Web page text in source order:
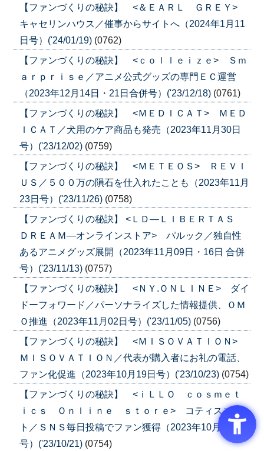
【ファンづくりの秘訣】 <＆ＥＡＲＬ ＧＲＥＹ>
キャセリンハウス／催事からサイトへ（2024年1月11
日号）('24/01/19) (0762)
【ファンづくりの秘訣】 <ｃｏｌｌｅｉｚｅ> Ｓｍ
ａｒｐｒｉｓｅ／アニメ公式グッズの専門ＥＣ運営
（2023年12月14日・21日合併号）('23/12/18) (0761)
【ファンづくりの秘訣】 <ＭＥＤＩＣＡＴ> ＭＥＤ
ＩＣＡＴ／犬用のケア商品も発売（2023年11月30日
号）('23/12/02) (0759)
【ファンづくりの秘訣】 <ＭＥＴＥＯＳ> ＲＥＶＩ
ＵＳ／５００万の隕石を仕入れたことも（2023年11月
23日号）('23/11/26) (0758)
【ファンづくりの秘訣】 <ＬＤ―ＬＩＢＥＲＴＡＳ
ＤＲＥＡＭ―オンラインストア> パルック／独自性
あるアニメグッズ展開（2023年11月09日・16日 合併
号）('23/11/13) (0757)
【ファンづくりの秘訣】 <ＮＹ.ＯＮＬＩＮＥ> ダイ
ドーフォワード／パーソナライズした情報提供、ＯＭ
Ｏ推進（2023年11月02日号）('23/11/05) (0756)
【ファンづくりの秘訣】 <ＭＩＳＯＶＡＴＩＯＮ>
ＭＩＳＯＶＡＴＩＯＮ／代表が購入者にお礼の電話、
ファン化促進（2023年10月19日号）('23/10/23) (0754)
【ファンづくりの秘訣】 <ｉＬＬＯ ｃｏｓｍｅｔ
ｉｃｓ Ｏｎｌｉｎｅ ｓｔｏｒｅ> コティスエル
ト／ＳＮＳ毎日投稿でファン獲得（2023年10月19日
号）('23/10/21) (0754)